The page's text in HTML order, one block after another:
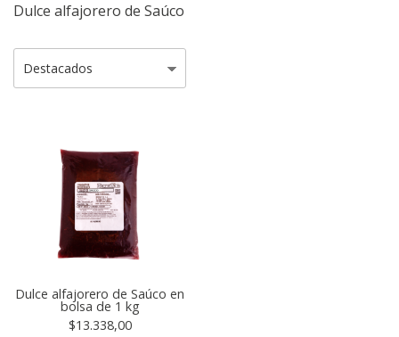
Dulce alfajorero de Saúco
Dulce alfajorero de Saúco en
bolsa de 1 kg
$13.338,00